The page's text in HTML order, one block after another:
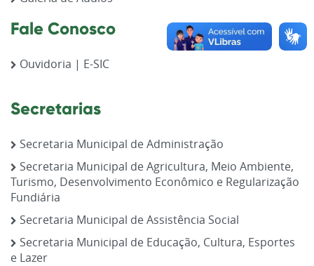
Fale Conosco
Ouvidoria | E-SIC
Secretarias
Secretaria Municipal de Administração
Secretaria Municipal de Agricultura, Meio Ambiente,
Turismo, Desenvolvimento Econômico e Regularização
Fundiária
Secretaria Municipal de Assistência Social
Secretaria Municipal de Educação, Cultura, Esportes
e Lazer